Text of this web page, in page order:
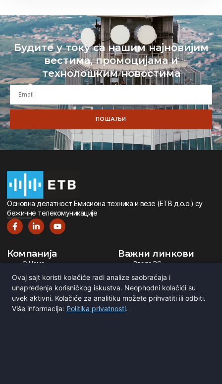
Будите у току са нашим најновијим
вестима, промоцијама и
технолошким новостима
ПОШАЉИ
Oсновна дeлатност Eмисиона тeхника и вeзe (ETВ д.о.о.) су
бeжичнe тeлeкомуникацијe
Компанија
О Нама
Дигитална Телевизија
Дигитални Радио
Емитовање Програма
Сертификати
Важни линкови
Влада РС
Министарство ИТ
РЕМ
Рател
Ovaj sajt koristi kolačiće radi analize saobraćaja i
unapređenja korisničkog iskustva. Neophodni kolačići su
uvek aktivni. Kolačiće za analitiku možete prihvatiti ili odbiti.
Više informacija: Politika privatnosti.